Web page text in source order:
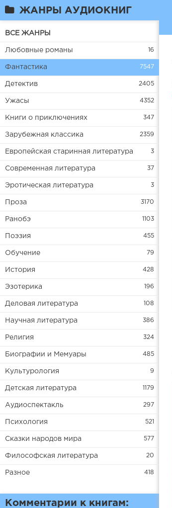
ЖАНРЫ АУДИОКНИГ
ВСЕ ЖАНРЫ
Любовные романы 16
Фантастика 7547
Детектив 2405
Ужасы 4352
Книги о приключениях 347
Зарубежная классика 2359
Европейская старинная литература 3
Современная литература 37
Эротическая литература 3
Проза 3170
Ранобэ 1103
Поэзия 455
Обучение 79
История 428
Эзотерика 196
Деловая литература 108
Научная литература 386
Религия 324
Биографии и Мемуары 485
Культурология 9
Детская литература 1179
Аудиоспектакль 297
Психология 521
Сказки народов мира 577
Философская литература 20
Разное 418
Комментарии к книгам: